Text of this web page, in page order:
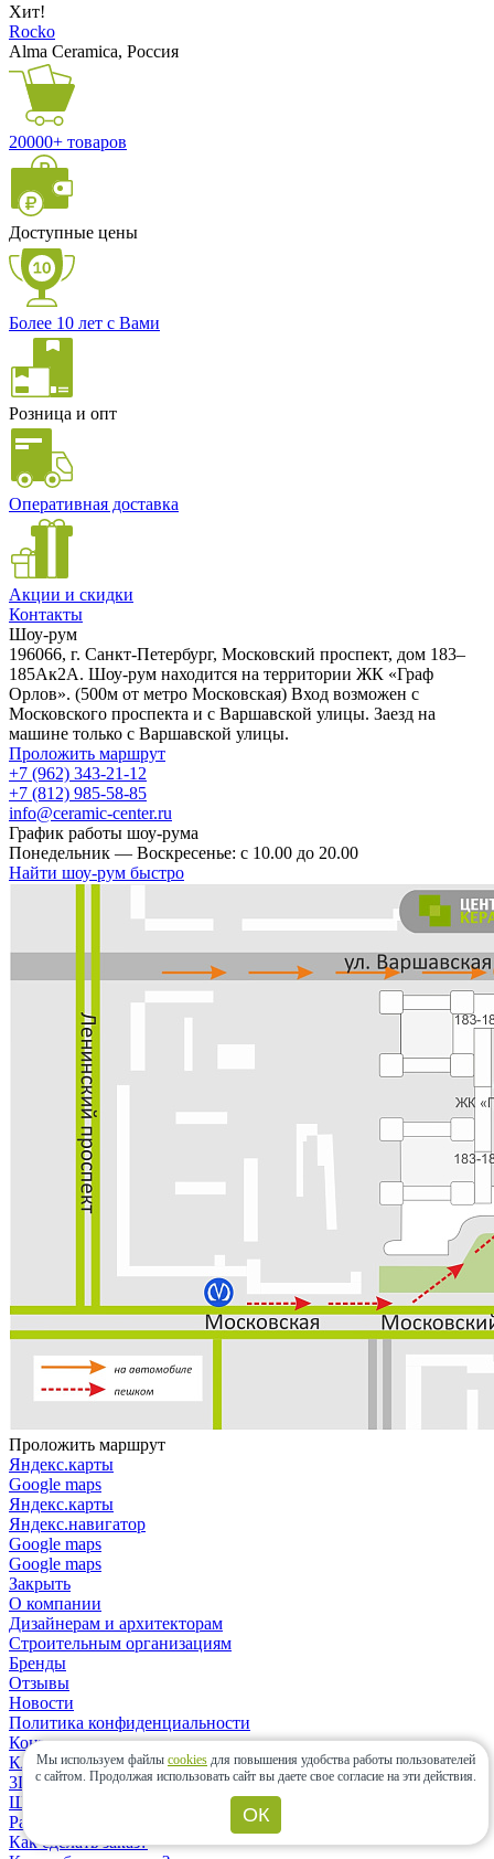
Хит!
Rocko
Alma Ceramica, Россия
20000+ товаров
Доступные цены
Более 10 лет с Вами
Розница и опт
Оперативная доставка
Акции и скидки
Контакты
Шоу-рум
196066, г. Санкт-Петербург, Московский проспект, дом 183–
185Ак2А. Шоу-рум находится на территории ЖК «Граф
Орлов». (500м от метро Московская) Вход возможен с
Московского проспекта и с Варшавской улицы. Заезд на
машине только с Варшавской улицы.
Проложить маршрут
+7 (962) 343-21-12
+7 (812) 985-58-85
info@ceramic-center.ru
График работы шоу-рума
Понедельник — Воскресенье: с 10.00 до 20.00
Найти шоу-рум быстро
Проложить маршрут
Яндекс.карты
Google maps
Яндекс.карты
Яндекс.навигатор
Google maps
Google maps
Закрыть
О компании
Дизайнерам и архитекторам
Строительным организациям
Бренды
Отзывы
Новости
Политика конфиденциальности
Контакты
Клиентам
3D-дизайн
Шоу-рум
Расчет материалов
Как сделать заказ?
Мы используем файлы cookies для повышения удобства работы пользователей
с сайтом. Продолжая использовать сайт вы даете свое согласие на эти действия.
ОК